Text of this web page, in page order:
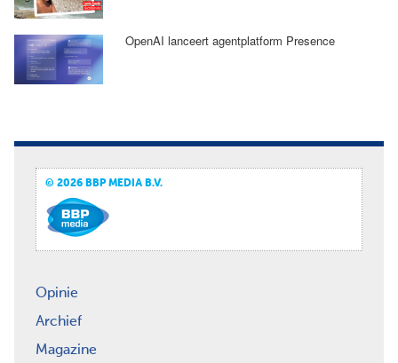
OpenAI lanceert agentplatform Presence
© 2026 BBP MEDIA B.V.
Opinie
Archief
Magazine